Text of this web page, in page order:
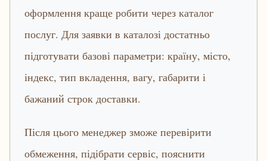
оформлення краще робити через каталог
послуг. Для заявки в каталозі достатньо
підготувати базові параметри: країну, місто,
індекс, тип вкладення, вагу, габарити і
бажаний строк доставки.
Після цього менеджер зможе перевірити
обмеження, підібрати сервіс, пояснити